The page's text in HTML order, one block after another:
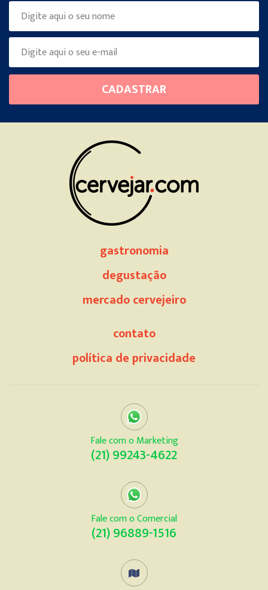
this
field
CADASTRAR
gastronomia
degustação
mercado cervejeiro
contato
política de privacidade
Fale com o Marketing
(21) 99243-4622
Fale com o Comercial
(21) 96889-1516